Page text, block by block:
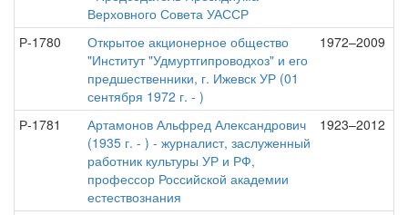
Верховного Совета УАССР
Р-1780
Открытое акционерное общество
"Институт "Удмуртгипроводхоз" и его
предшественники, г. Ижевск УР (01
сентября 1972 г. - )
1972–2009
Р-1781
Артамонов Альфред Александрович
(1935 г. - ) - журналист, заслуженный
работник культуры УР и РФ,
профессор Российской академии
естествознания
1923–2012